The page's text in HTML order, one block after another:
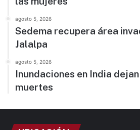
agosto 5, 2026
Sedema recupera área
Jalalpa
agosto 5, 2026
Inundaciones en India
muertes